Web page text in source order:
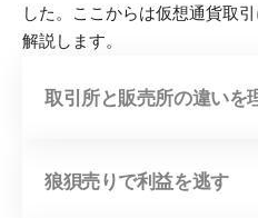
した。ここからは仮想通貨取
解説します。
取引所と販売所の違いを
狼狽売りで利益を逃す